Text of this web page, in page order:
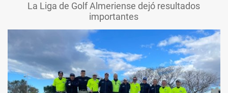
La Liga de Golf Almeriense dejó resultados
importantes